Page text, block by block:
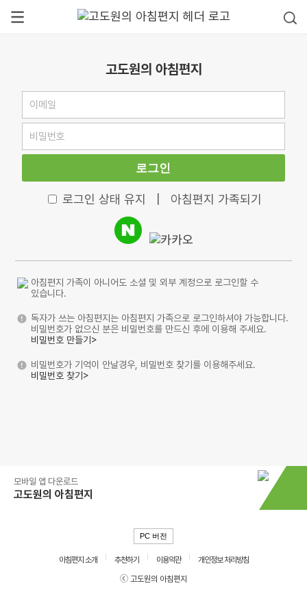
고도원의 아침편지
로그인
로그인 상태 유지 아침편지 가족되기
아침편지 가족이 아니어도 소셜 및 외부 계정으로 로그인할 수
있습니다.
독자가 쓰는 아침편지는 아침편지 가족으로 로그인하셔야 가능합니다.
비밀번호가 없으신 분은 비밀번호를 만드신 후에 이용해 주세요.
비밀번호 만들기>
비밀번호가 기억이 안날경우, 비밀번호 찾기를 이용해주세요.
비밀번호 찾기>
모바일 앱 다운로드
고도원의 아침편지
PC 버전
아침편지 소개 추천하기 이용약관
개인정보 처리방침
ⓒ 고도원의 아침편지